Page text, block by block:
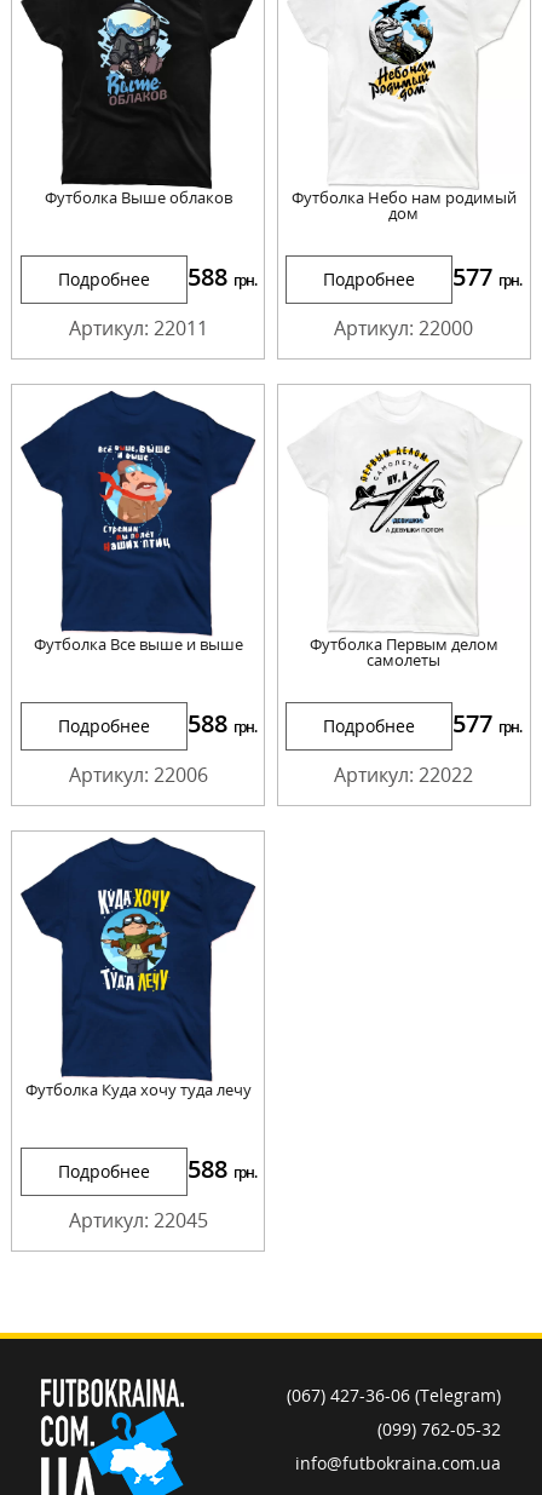
Футболка Выше облаков
Подробнее 588 грн.
Артикул: 22011
Футболка Небо нам родимый
дом
Подробнее 577 грн.
Артикул: 22000
Футболка Все выше и выше
Подробнее 588 грн.
Артикул: 22006
Футболка Первым делом
самолеты
Подробнее 577 грн.
Артикул: 22022
Футболка Куда хочу туда лечу
Подробнее 588 грн.
Артикул: 22045
(067) 427-36-06 (Telegram)
(099) 762-05-32
info@futbokraina.com.ua